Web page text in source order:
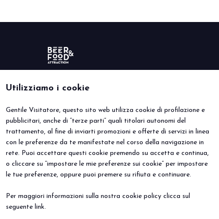
Utilizziamo i cookie
Gentile Visitatore, questo sito web utilizza cookie di profilazione e
pubblicitari, anche di “terze parti” quali titolari autonomi del
trattamento, al fine di inviarti promozioni e offerte di servizi in linea
con le preferenze da te manifestate nel corso della navigazione in
rete. Puoi accettare questi cookie premendo su accetta e continua,
o cliccare su “impostare le mie preferenze sui cookie” per impostare
le tue preferenze, oppure puoi premere su rifiuta e continuare.
Per maggiori informazioni sulla nostra cookie policy clicca sul
seguente link.
BEER&FOOD ATTRACTION
Edizione 2027
Settori espositivi
Contatti
VISITA
Perché visitare
Info utili
Area riservata
ESPONI
Perché esporre
Prenota il tuo stand
EVENTI
Eventi e progetti speciali